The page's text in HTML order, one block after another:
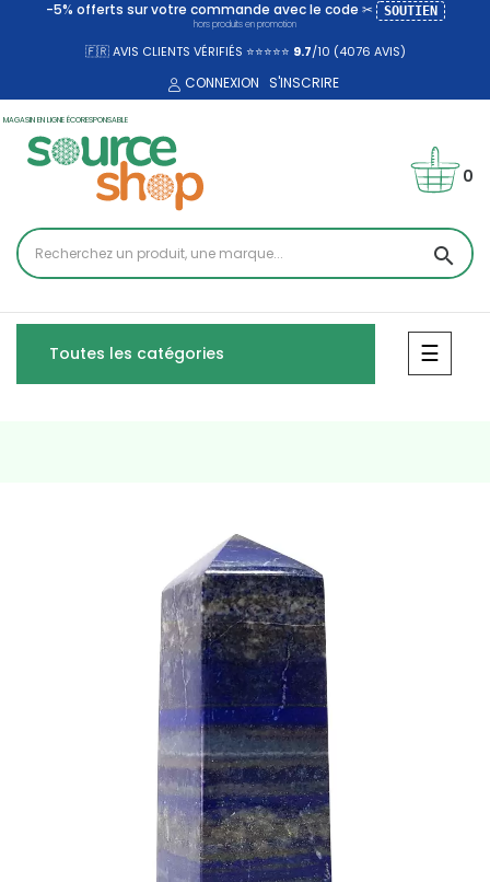
-5% offerts sur votre commande avec le code ✂ SOUTIEN
hors produits en promotion
🇫🇷 AVIS CLIENTS VÉRIFIÉS ⭐⭐⭐⭐⭐ 9.7/10 (4076 AVIS)
CONNEXION S'INSCRIRE
MAGASIN EN LIGNE ÉCORESPONSABLE
search
0
Toutes les catégories ☰